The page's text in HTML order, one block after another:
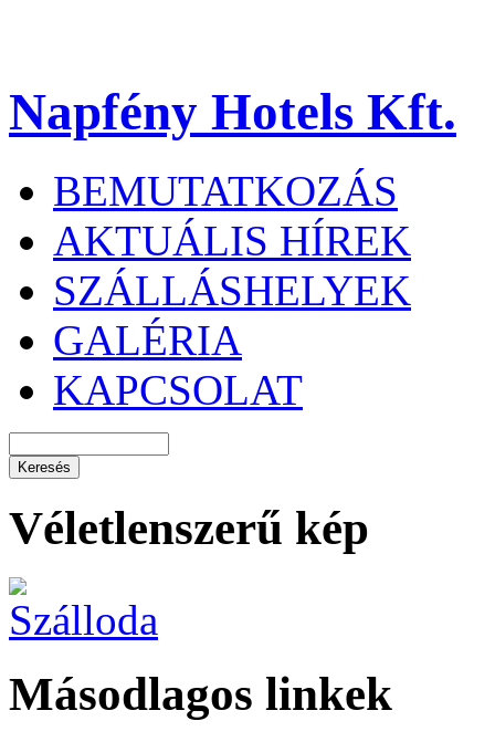
Napfény Hotels Kft.
BEMUTATKOZÁS
AKTUÁLIS HÍREK
SZÁLLÁSHELYEK
GALÉRIA
KAPCSOLAT
Véletlenszerű kép
Másodlagos linkek